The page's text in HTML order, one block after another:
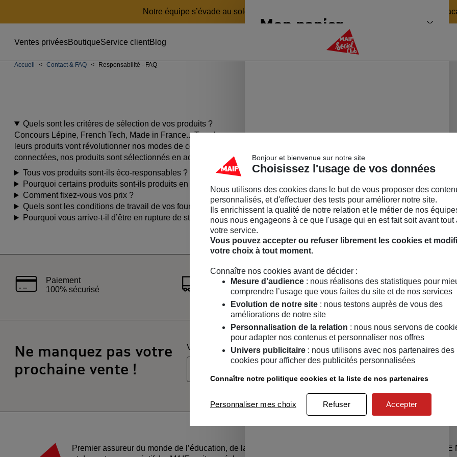
principal
Notre équipe s’évade au soleil 🏖️ pour revenir en pleine forme le 24 août ! Bonnes
MAIF Social Club
Ventes privéesBoutiqueService clientBlog
Accueil Contact & FAQ Responsabilité - FAQ
Quels sont les critères de sélection de vos produits ?
Concours Lépine, French Tech, Made in France... Tous les ans, de nombreux jeunes entrepreneurs se lancent, convaincus
leurs produits vont révolutionner nos modes de consommation. Petites ou grandes idées, écoresponsables, innovantes,
connectées, nos produits sont sélectionnés en accord avec les valeurs du MAIF Social Club.
Tous vos produits sont-ils éco-responsables ?
Pourquoi certains produits sont-ils produits en Asie ?
Comment fixez-vous vos prix ?
Quels sont les conditions de travail de vos fournisseurs ?
Pourquoi vous arrive-t-il d’être en rupture de stock ?
Paiement
100% sécurisé
Livraison
rapide
Un service client
à votre écoute
Ne manquez pas votre
prochaine vente !
Votre email
Je souhaite recevoir les informations de la programmation culturelle du
Je souhaite recevoir les alertes des ventes découvertes du MSC
Premier assureur du monde de l’éducation, de la culture
A PROPOS DE
Mon panier
Bonjour et bienvenue sur notre site
Choisissez l'usage de vos données
Nous utilisons des cookies dans le but de vous proposer des
personnalisés, et d'effectuer des tests pour améliorer notre site.
Ils enrichissent la qualité de notre relation et le métier de nos
nous nous engageons à ce que l'usage qui en est fait soit avant tout
votre service.
Vous pouvez accepter ou refuser librement les cookies et
votre choix à tout moment.
Connaître nos cookies avant de décider :
Mesure d’audience : nous réalisons des statistiques pour
comprendre l’usage que vous faites du site et de nos services
Evolution de notre site : nous testons auprès de vous des
améliorations de notre site
Personnalisation de la relation : nous nous servons de
pour adapter nos contenus et personnaliser nos offres
Univers publicitaire : nous utilisons avec nos partenaires des
cookies pour afficher des publicités personnalisées
Connaître notre politique cookies et la liste de nos partenaires
Personnaliser mes choix Refuser Accepter